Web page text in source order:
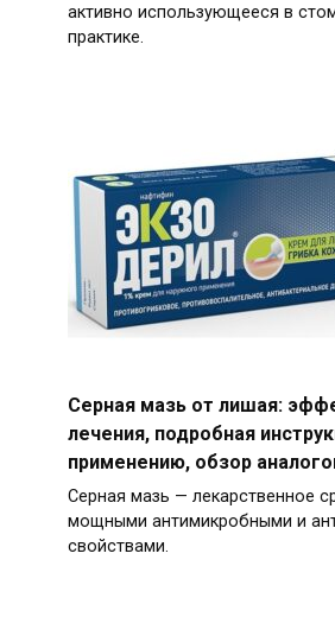
активно использующееся в
практике.
Серная мазь от лишая:
лечения, подробная
применению, обзор
Серная мазь — лекарственное
мощными антимикробными и
свойствами.